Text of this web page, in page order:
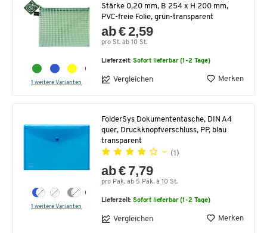
1 weitere Varianten
Stärke 0,20 mm, B 254 x H 200 mm,
PVC-freie Folie, grün-transparent
ab € 2,59
pro St. ab 10 St.
Lieferzeit:Sofort lieferbar (1-2 Tage)
Vergleichen Merken
1 weitere Varianten
FolderSys Dokumententasche, DIN A4
quer, Druckknopfverschluss, PP, blau
transparent
(1)
ab € 7,79
pro Pak. ab 5 Pak. à 10 St.
Lieferzeit:Sofort lieferbar (1-2 Tage)
Vergleichen Merken